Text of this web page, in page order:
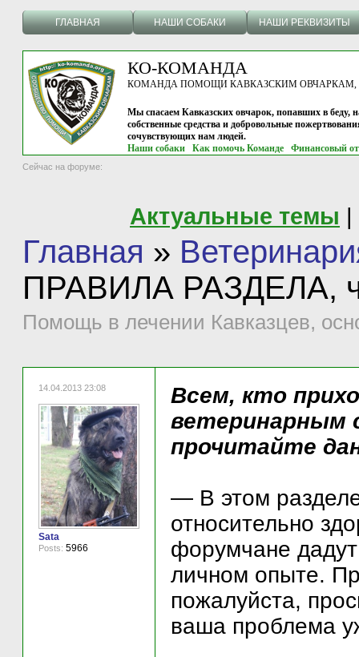
ГЛАВНАЯ НАШИ СОБАКИ НАШИ РЕКВИЗИТЫ
КО-КОМАНДА
КОМАНДА ПОМОЩИ КАВКАЗСКИМ ОВЧАРКАМ, г.
Мы спасаем Кавказских овчарок, попавших в беду,
собственные средства и добровольные
сочувствующих нам людей.
Наши собаки
Как помочь Команде Финансовый
Сейчас на форуме:
Актуальные темы |
Главная »
ПРАВИЛА РАЗДЕЛА,
Помощь в лечении Кавказцев,
14.04.2013 23:08
Sata
Posts: 5966
Всем, кто
ветеринарным
прочитайте
— В этом
относительно
форумчане
личном опыте.
пожалуйста,
ваша проблема